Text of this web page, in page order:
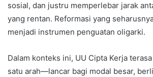
sosial, dan justru memperlebar jarak
yang rentan. Reformasi yang
menjadi instrumen penguatan oligarki.
Dalam konteks ini, UU Cipta Kerja
satu arah—lancar bagi modal besar,